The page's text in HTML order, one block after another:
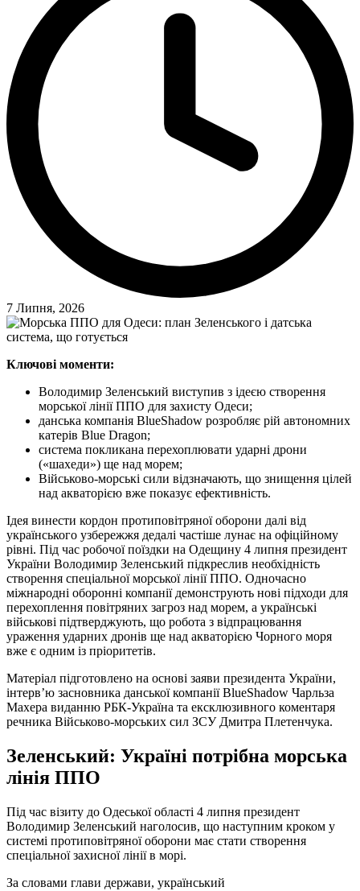
7 Липня, 2026
Ключові моменти:
Володимир Зеленський виступив з ідеєю створення
морської лінії ППО для захисту Одеси;
данська компанія BlueShadow розробляє рій автономних
катерів Blue Dragon;
система покликана перехоплювати ударні дрони
(«шахеди») ще над морем;
Військово‑морські сили відзначають, що знищення цілей
над акваторією вже показує ефективність.
Ідея винести кордон протиповітряної оборони далі від
українського узбережжя дедалі частіше лунає на офіційному
рівні. Під час робочої поїздки на Одещину 4 липня президент
України Володимир Зеленський підкреслив необхідність
створення спеціальної морської лінії ППО. Одночасно
міжнародні оборонні компанії демонструють нові підходи для
перехоплення повітряних загроз над морем, а українські
військові підтверджують, що робота з відпрацювання
ураження ударних дронів ще над акваторією Чорного моря
вже є одним із пріоритетів.
Матеріал підготовлено на основі заяви президента України,
інтерв’ю засновника данської компанії BlueShadow Чарльза
Махера виданню РБК‑Україна та ексклюзивного коментаря
речника Військово‑морських сил ЗСУ Дмитра Плетенчука.
Зеленський: Україні потрібна морська
лінія ППО
Під час візиту до Одеської області 4 липня президент
Володимир Зеленський наголосив, що наступним кроком у
системі протиповітряної оборони має стати створення
спеціальної захисної лінії в морі.
За словами глави держави, український